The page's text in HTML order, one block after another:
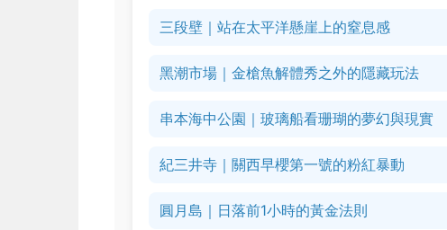
三段壁｜站在太平洋懸崖上的窒息感
黑潮市場｜金槍魚解體秀之外的隱藏玩法
串本海中公園｜玻璃船看珊瑚的夢幻與現實
紀三井寺｜關西早櫻第一號的粉紅暴動
圓月島｜日落前1小時的黃金法則